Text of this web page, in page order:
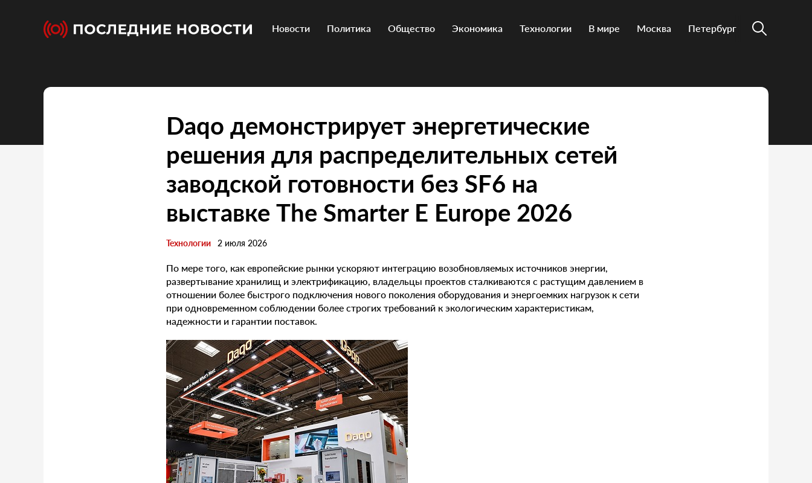
Новости Политика Общество Экономика Технологии В мире Москва Петербург
Daqo демонстрирует энергетические
решения для распределительных сетей
заводской готовности без SF6 на
выставке The Smarter E Europe 2026
Технологии 2 июля 2026
По мере того, как европейские рынки ускоряют интеграцию возобновляемых источников энергии,
развертывание хранилищ и электрификацию, владельцы проектов сталкиваются с растущим давлением в
отношении более быстрого подключения нового поколения оборудования и энергоемких нагрузок к сети
при одновременном соблюдении более строгих требований к экологическим характеристикам,
надежности и гарантии поставок.